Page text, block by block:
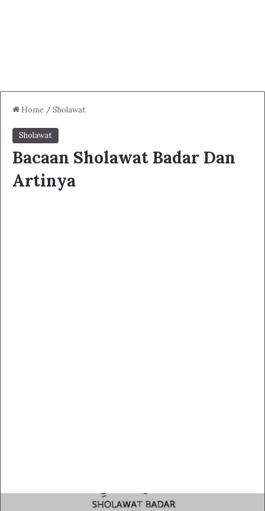
Home /Sholawat
Sholawat
Bacaan Sholawat Badar Dan
Artinya